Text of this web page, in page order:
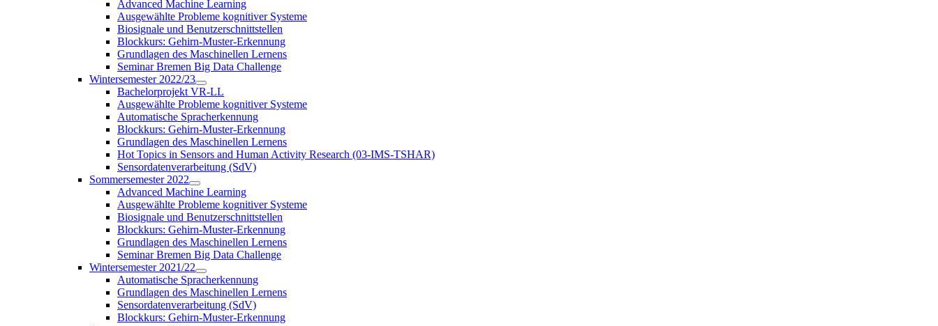
Advanced Machine Learning
Ausgewählte Probleme kognitiver Systeme
Biosignale und Benutzerschnittstellen
Blockkurs: Gehirn-Muster-Erkennung
Grundlagen des Maschinellen Lernens
Seminar Bremen Big Data Challenge
Wintersemester 2022/23
Bachelorprojekt VR-LL
Ausgewählte Probleme kognitiver Systeme
Automatische Spracherkennung
Blockkurs: Gehirn-Muster-Erkennung
Grundlagen des Maschinellen Lernens
Hot Topics in Sensors and Human Activity Research (03-IMS-TSHAR)
Sensordatenverarbeitung (SdV)
Sommersemester 2022
Advanced Machine Learning
Ausgewählte Probleme kognitiver Systeme
Biosignale und Benutzerschnittstellen
Blockkurs: Gehirn-Muster-Erkennung
Grundlagen des Maschinellen Lernens
Seminar Bremen Big Data Challenge
Wintersemester 2021/22
Automatische Spracherkennung
Grundlagen des Maschinellen Lernens
Sensordatenverarbeitung (SdV)
Blockkurs: Gehirn-Muster-Erkennung